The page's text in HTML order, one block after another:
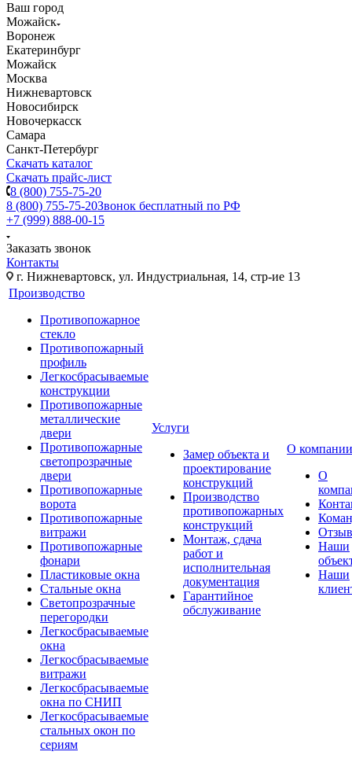
Ваш город
Можайск
Воронеж
Екатеринбург
Можайск
Москва
Нижневартовск
Новосибирск
Новочеркасск
Самара
Санкт-Петербург
Скачать каталог
Скачать прайс-лист
8 (800) 755-75-20
8 (800) 755-75-20Звонок бесплатный по РФ
+7 (999) 888-00-15
Заказать звонок
Контакты
г. Нижневартовск, ул. Индустриальная, 14, стр-ие 13
Производство
Противопожарное
стекло
Противопожарный
профиль
Легкосбрасываемые
конструкции
Противопожарные
металлические
двери
Противопожарные
светопрозрачные
двери
Противопожарные
ворота
Противопожарные
витражи
Противопожарные
фонари
Пластиковые окна
Стальные окна
Светопрозрачные
перегородки
Легкосбрасываемые
окна
Легкосбрасываемые
витражи
Легкосбрасываемые
окна по СНИП
Легкосбрасываемые
стальных окон по
сериям
Услуги
Замер объекта и
проектирование
конструкций
Производство
противопожарных
конструкций
Монтаж, сдача
работ и
исполнительная
документация
Гарантийное
обслуживание
О компании
О
Наши
Наши